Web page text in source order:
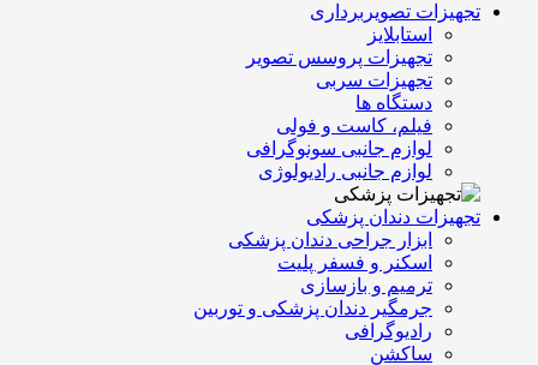
تجهیزات تصویربرداری
استابلایز
تجهیزات پروسس تصویر
تجهیزات سربی
دستگاه ها
فیلم، کاست و فولی
لوازم جانبی سونوگرافی
لوازم جانبی رادیولوژی
تجهیزات دندان پزشکی
ابزار جراحی دندان پزشکی
اسکنر و فسفر پلیت
ترمیم و بازسازی
جرمگیر دندان پزشکی و توربین
رادیوگرافی
ساکشن